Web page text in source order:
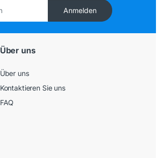
Anmelden
Über uns
Über uns
Kontaktieren Sie uns
FAQ